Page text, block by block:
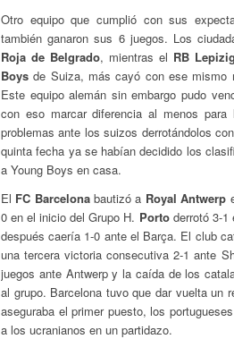
Otro equipo que cumplió con sus
también ganaron sus 6 juegos. Los
Roja de Belgrado, mientras el RB Lepizig
Boys de Suiza, más cayó con ese mismo
Este equipo alemán sin embargo pudo
con eso marcar diferencia al menos
problemas ante los suizos derrotándolos
quinta fecha ya se habían decidido los
a Young Boys en casa.
El FC Barcelonabautizó a Royal Antwerp
0 en el inicio del Grupo H. Portoderrotó 3-1
después caería 1-0 ante el Barça. El club
una tercera victoria consecutiva 2-1 ante
juegos ante Antwerp y la caída de los
al grupo. Barcelona tuvo que dar vuelta un
aseguraba el primer puesto, los
a los ucranianos en un partidazo.